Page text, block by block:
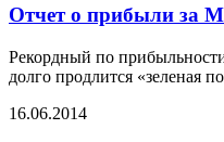
Отчет о прибыли за
Рекордный по
долго продлится «зеленая
16.06.2014